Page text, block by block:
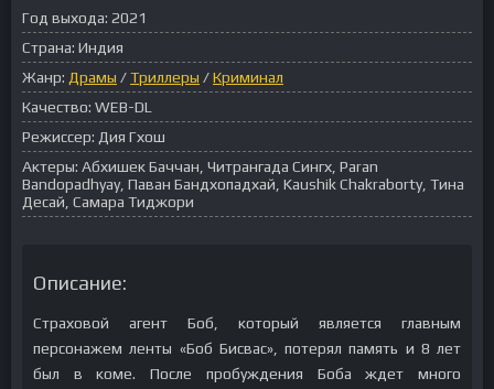
Год выхода: 2021
Страна: Индия
Жанр: Драмы /Триллеры /Криминал
Качество: WEB-DL
Режиссер: Дия Гхош
Актеры: Абхишек Баччан, Читрангада Сингх, Paran
Bandopadhyay, Паван Бандхопадхай, Kaushik Chakraborty, Тина
Десай, Самара Тиджори
Описание:
Страховой агент Боб, который является главным
персонажем ленты «Боб Бисвас», потерял память и 8 лет
был в коме. После пробуждения Боба ждет много